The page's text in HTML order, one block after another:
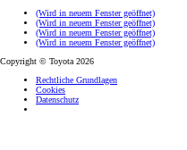
(Wird in neuem Fenster geöffnet)
(Wird in neuem Fenster geöffnet)
(Wird in neuem Fenster geöffnet)
(Wird in neuem Fenster geöffnet)
Copyright © Toyota 2026
Rechtliche Grundlagen
Cookies
Datenschutz